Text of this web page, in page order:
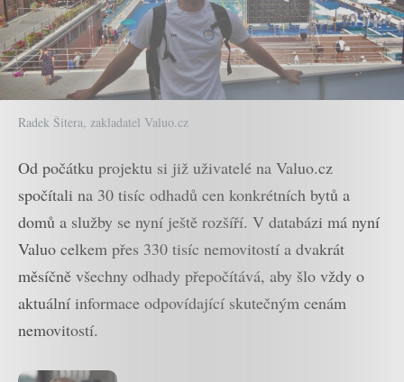
Radek Šitera, zakladatel Valuo.cz
Od počátku projektu si již uživatelé na Valuo.cz
spočítali na 30 tisíc odhadů cen konkrétních bytů a
domů a služby se nyní ještě rozšíří. V databázi má nyní
Valuo celkem přes 330 tisíc nemovitostí a dvakrát
měsíčně všechny odhady přepočítává, aby šlo vždy o
aktuální informace odpovídající skutečným cenám
nemovitostí.